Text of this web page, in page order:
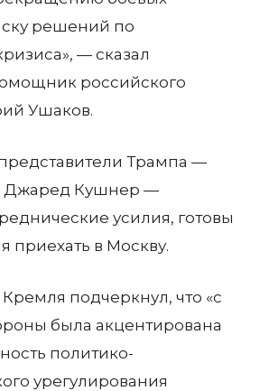
решений по
— сказал
российского
Ушаков.
Трампа —
Джаред Кушнер —
усилия, готовы
приехать в Москву.
подчеркнул, что «с
была акцентирована
политико-
урегулирования